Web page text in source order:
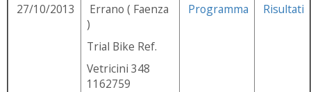
27/10/2013
Errano ( Faenza
)
Trial Bike Ref.
Vetricini 348
1162759
Programma Risultati